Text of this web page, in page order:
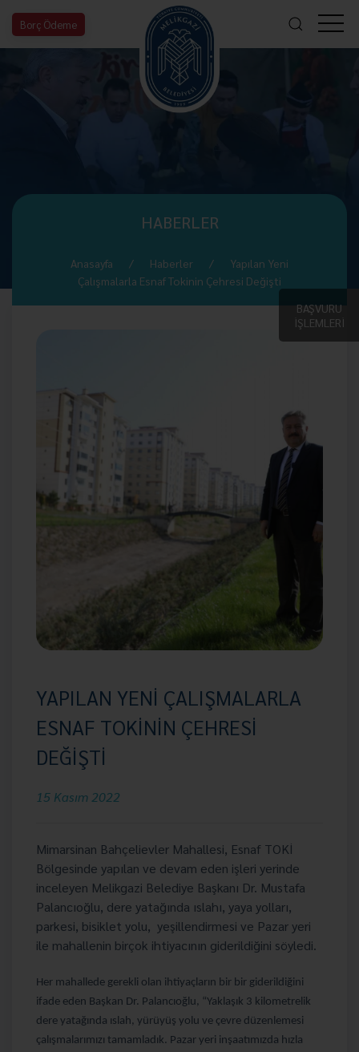
Borç Ödeme
BAŞVURU
İŞLEMLERİ
HABERLER
Anasayfa Haberler
Yapılan Yeni
Çalışmalarla Esnaf Tokinin Çehresi Değişti
YAPILAN YENİ ÇALIŞMALARLA
ESNAF TOKİNİN ÇEHRESİ
DEĞİŞTİ
15 Kasım 2022
Mimarsinan Bahçelievler Mahallesi, Esnaf TOKİ
Bölgesinde yapılan ve devam eden işleri yerinde
inceleyen Melikgazi Belediye Başkanı Dr. Mustafa
Palancıoğlu, dere yatağında ıslahı, yaya yolları,
parkesi, bisiklet yolu, yeşillendirmesi ve Pazar yeri
ile mahallenin birçok ihtiyacının giderildiğini söyledi.
Her mahallede gerekli olan ihtiyaçların bir bir giderildiğini
ifade eden Başkan Dr. Palancıoğlu, “Yaklaşık 3 kilometrelik
dere yatağında ıslah, yürüyüş yolu ve çevre düzenlemesi
çalışmalarımızı tamamladık. Pazar yeri inşaatımızda hızla